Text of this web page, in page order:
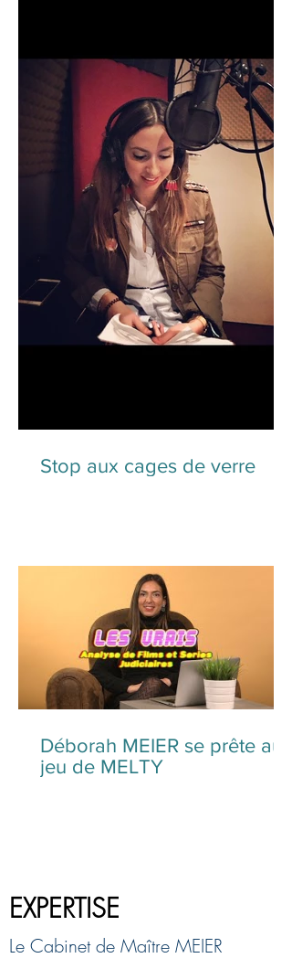
Stop aux cages de verre
Déborah MEIER se prête au
jeu de MELTY
EXPERTISE
Le Cabinet de Maître MEIER